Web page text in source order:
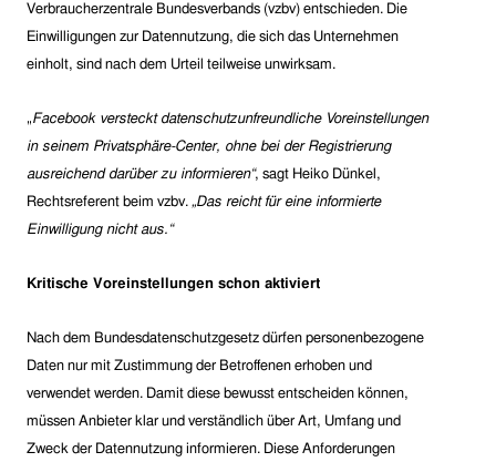
Verbraucherzentrale Bundesverbands (vzbv) entschieden. Die
Einwilligungen zur Datennutzung, die sich das Unternehmen
einholt, sind nach dem Urteil teilweise unwirksam.
„Facebook versteckt datenschutzunfreundliche Voreinstellungen
in seinem Privatsphäre-Center, ohne bei der Registrierung
ausreichend darüber zu informieren“, sagt Heiko Dünkel,
Rechtsreferent beim vzbv. „Das reicht für eine informierte
Einwilligung nicht aus.“
Kritische Voreinstellungen schon aktiviert
Nach dem Bundesdatenschutzgesetz dürfen personenbezogene
Daten nur mit Zustimmung der Betroffenen erhoben und
verwendet werden. Damit diese bewusst entscheiden können,
müssen Anbieter klar und verständlich über Art, Umfang und
Zweck der Datennutzung informieren. Diese Anforderungen